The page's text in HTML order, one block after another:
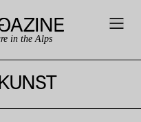
in the Alps